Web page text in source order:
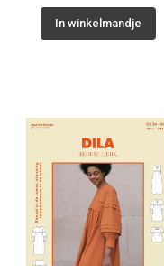
In winkelmandje